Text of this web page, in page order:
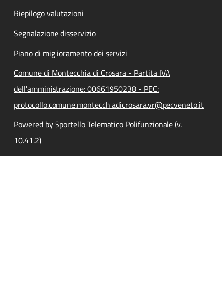
Riepilogo valutazioni
Segnalazione disservizio
Piano di miglioramento dei servizi
Comune di Montecchia di Crosara - Partita IVA
dell'amministrazione: 00661950238 - PEC:
protocollo.comune.montecchiadicrosara.vr@pecveneto.it
Powered by Sportello Telematico Polifunzionale (v.
10.41.2)